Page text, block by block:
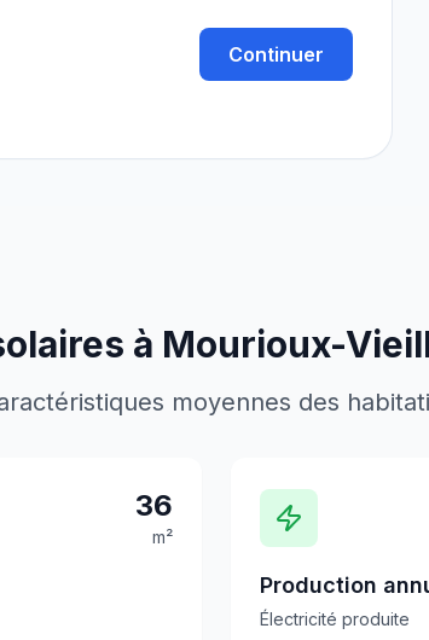
Continuer
à Mourioux-
moyennes des
36
m²
Production
Électricité produite